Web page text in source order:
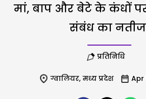
मां, बाप और बेटे के कंधों
संबंध का
प्रतिनिधि
ग्वालियर, मध्य प्रदेश Apr